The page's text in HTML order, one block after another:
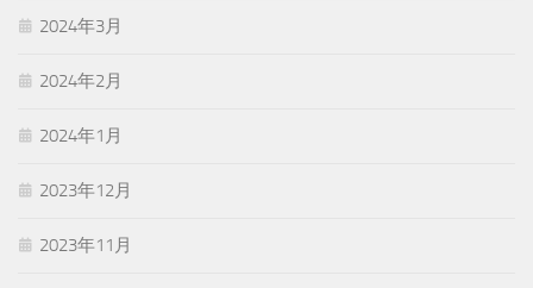
2024年3月
2024年2月
2024年1月
2023年12月
2023年11月